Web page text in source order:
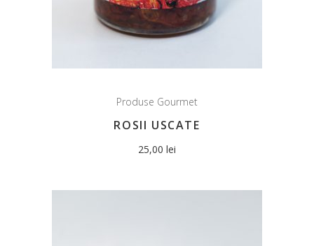
Produse Gourmet
ROSII USCATE
25,00 lei